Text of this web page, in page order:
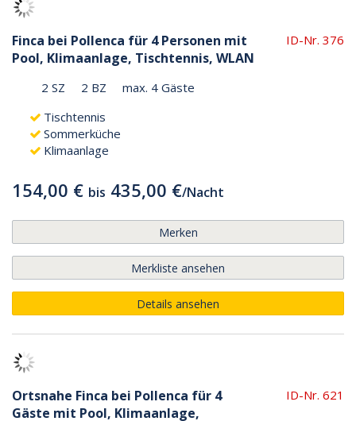
Finca bei Pollenca für 4 Personen mit
Pool, Klimaanlage, Tischtennis, WLAN
ID-Nr. 376
2 SZ 2 BZ
max. 4 Gäste
Tischtennis
Sommerküche
Klimaanlage
154,00 € bis 435,00 €/Nacht
Merken
Merkliste ansehen
Details ansehen
Ortsnahe Finca bei Pollenca für 4
Gäste mit Pool, Klimaanlage,
ID-Nr. 621